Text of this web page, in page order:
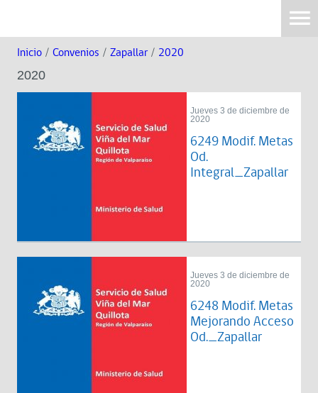
Inicio / Convenios / Zapallar / 2020
2020
Jueves 3 de diciembre de
2020
6249 Modif. Metas
Od.
Integral_Zapallar
Jueves 3 de diciembre de
2020
6248 Modif. Metas
Mejorando Acceso
Od._Zapallar